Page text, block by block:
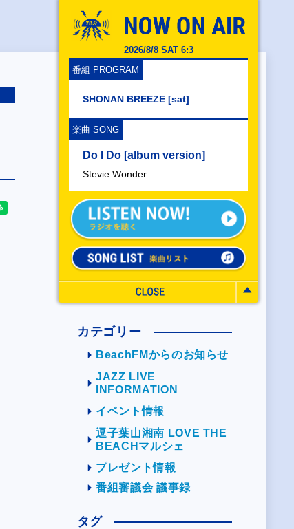
2026/8/8 SAT 6:3
番組 PROGRAM
SHONAN BREEZE [sat]
楽曲 SONG
Do I Do [album version]
Stevie Wonder
カテゴリー
BeachFMからのお知らせ
JAZZ LIVE
INFORMATION
イベント情報
逗子葉山湘南 LOVE THE
BEACHマルシェ
プレゼント情報
番組審議会 議事録
タグ